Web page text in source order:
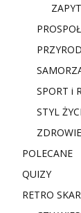
SPORT i
STYL
POLECANE
QUIZY
RETRO